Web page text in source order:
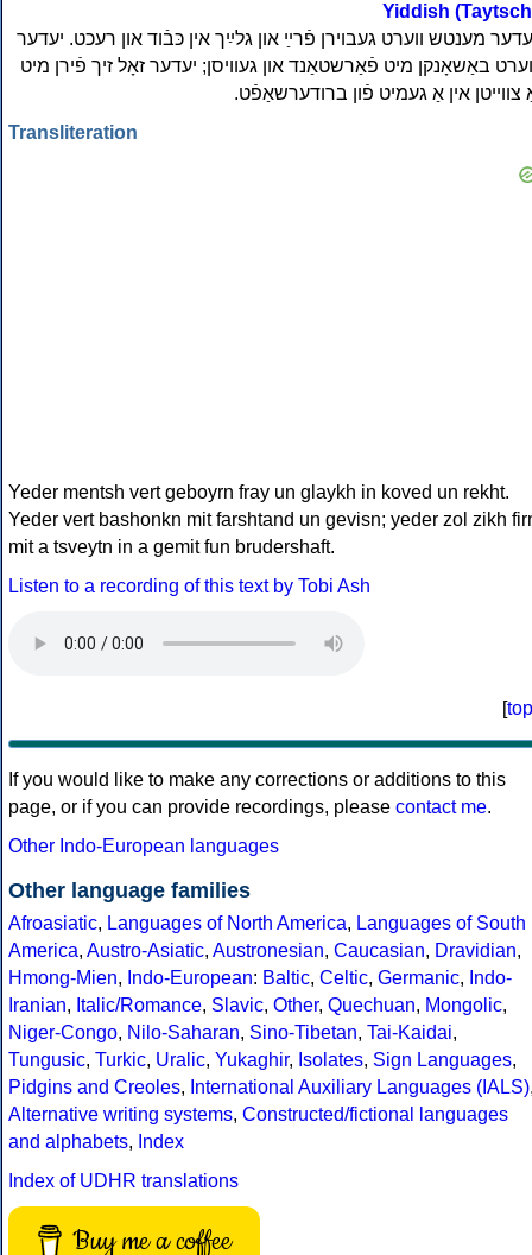
Yiddish
מענטש װערט געבױרן פֿרײַ און גלײַך אין כּבֿוד און רעכט. יעדער
באַשאָנקן מיט פֿאַרשטאַנד און געװיסן; יעדער זאָל זיך פֿירן מיט
צװײטן אין אַ געמיט פֿון ברודערשאַפֿט.
Transliteration
Yeder mentsh vert geboyrn fray un glaykh in koved un rekht.
Yeder vert bashonkn mit farshtand un gevisn; yeder zol zikh
mit a tsveytn in a gemit fun brudershaft.
Listen to a recording of this text by Tobi Ash
[top
If you would like to make any corrections or additions to this
page, or if you can provide recordings, please contact me.
Other Indo-European languages
Other language families
Afroasiatic, Languages of North America, Languages of South
America, Austro-Asiatic, Austronesian, Caucasian, Dravidian,
Hmong-Mien, Indo-European: Baltic, Celtic, Germanic, Indo-
Iranian, Italic/Romance, Slavic, Other, Quechuan, Mongolic,
Niger-Congo, Nilo-Saharan, Sino-Tibetan, Tai-Kaidai,
Tungusic, Turkic, Uralic, Yukaghir, Isolates, Sign Languages,
Pidgins and Creoles, International Auxiliary Languages (IALS)
Alternative writing systems, Constructed/fictional languages
and alphabets, Index
Index of UDHR translations
Buy me a coffee